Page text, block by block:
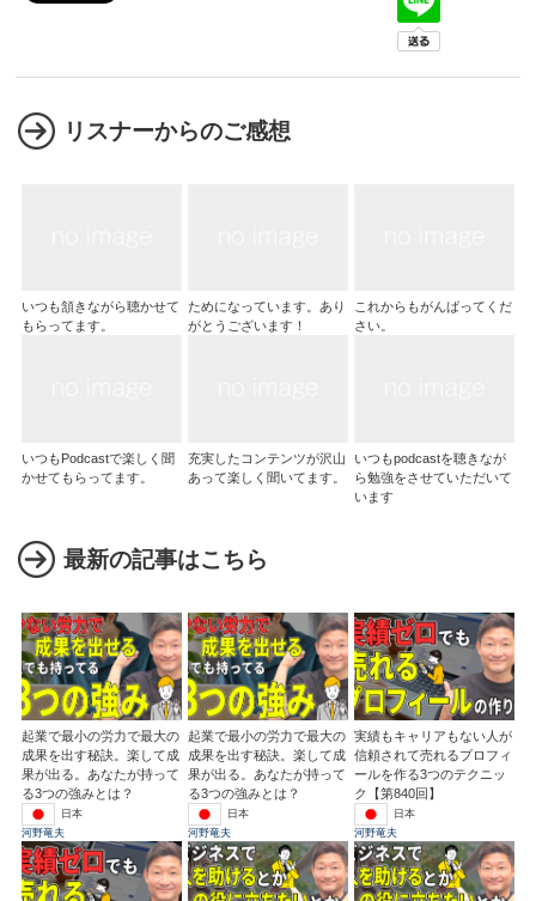
リスナーからのご感想
いつも頷きながら聴かせて
もらってます。
ためになっています。あり
がとうございます！
これからもがんばってくだ
さい。
いつもPodcastで楽しく聞
かせてもらってます。
充実したコンテンツが沢山
あって楽しく聞いてます。
いつもpodcastを聴きなが
ら勉強をさせていただいて
います
最新の記事はこちら
起業で最小の労力で最大の
成果を出す秘訣。楽して成
果が出る。あなたが持って
る3つの強みとは？
日本
河野竜夫
起業で最小の労力で最大の
成果を出す秘訣。楽して成
果が出る。あなたが持って
る3つの強みとは？
日本
河野竜夫
実績もキャリアもない人が
信頼されて売れるプロフィ
ールを作る3つのテクニッ
ク【第840回】
日本
河野竜夫